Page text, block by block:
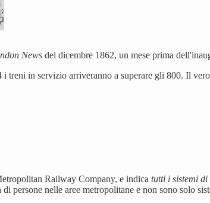
News del dicembre 1862, un mese prima
treni in servizio arriveranno a superare gli 800. Il
Railway Company, e indica tutti i sistemi
persone nelle aree metropolitane e non sono solo